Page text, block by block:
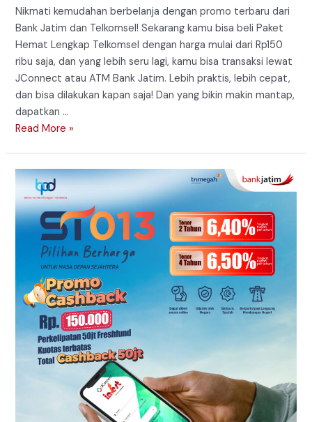
Nikmati kemudahan berbelanja dengan promo terbaru dari
Bank Jatim dan Telkomsel! Sekarang kamu bisa beli Paket
Hemat Lengkap Telkomsel dengan harga mulai dari Rp150
ribu saja, dan yang lebih seru lagi, kamu bisa transaksi lewat
JConnect atau ATM Bank Jatim. Lebih praktis, lebih cepat,
dan bisa dilakukan kapan saja! Dan yang bikin makin mantap,
dapatkan …
Auto
yang
gak
bisa
jauh
kuota
Read More »